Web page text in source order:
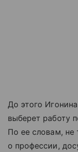
До этого
выберет работу
По ее словам, не
о профессии,